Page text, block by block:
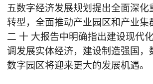
五数字经济发展规划提出全面深化
转型，全面推动产业园区和产业集
二 十 大报告中明确指出建设现代
调发展实体经济，建设制造强国，
数字园区将迎来更大的发展机遇。